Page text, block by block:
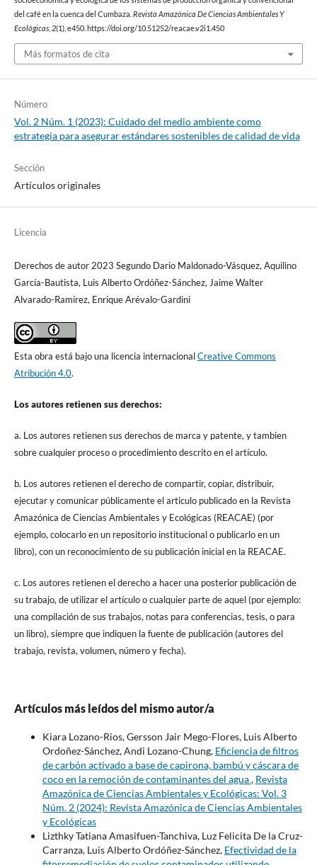
del café en la cuenca del Cumbaza.Revista Amazónica De Ciencias Ambientales Y
Ecológicas,2(1), e450. https://doi.org/10.51252/reacae.v2i1.450
Más formatos de cita
Número
Vol. 2 Núm. 1 (2023): Cuidado del medio ambiente como
estrategia para asegurar estándares sostenibles de calidad de vida
Sección
Artículos originales
Licencia
Derechos de autor 2023 Segundo Dario Maldonado-Vásquez, Aquilino
García-Bautista, Luis Alberto Ordóñez-Sánchez, Jaime Walter
Alvarado-Ramírez, Enrique Arévalo-Gardini
Esta obra está bajo una licencia internacionalCreative Commons
Atribución 4.0.
Los autores retienen sus derechos:
a. Los autores retienen sus derechos de marca y patente, y tambien
sobre cualquier proceso o procedimiento descrito en el artículo.
b. Los autores retienen el derecho de compartir, copiar, distribuir,
ejecutar y comunicar públicamente el articulo publicado en la Revista
Amazónica de Ciencias Ambientales y Ecológicas (REACAE) (por
ejemplo, colocarlo en un repositorio institucional o publicarlo en un
libro), con un reconocimiento de su publicación inicial en la REACAE.
c. Los autores retienen el derecho a hacer una posterior publicación de
su trabajo, de utilizar el artículo o cualquier parte de aquel (por ejemplo:
una compilación de sus trabajos, notas para conferencias, tesis, o para
un libro), siempre que indiquen la fuente de publicación (autores del
trabajo, revista, volumen, número y fecha).
Artículos más leídos del mismo autor/a
Kiara Lozano-Rios, Gersson Jair Mego-Flores, Luis Alberto
Ordoñez-Sánchez, Andi Lozano-Chung, Eficiencia de filtros
de carbón activado a base de capirona, bambú y cáscara de
coco en la remoción de contaminantes del agua, Revista
Amazónica de Ciencias Ambientales y Ecológicas: Vol. 3
Núm. 2 (2024): Revista Amazónica de Ciencias Ambientales
y Ecológicas
Lizthky Tatiana Amasifuen-Tanchiva, Luz Felicita De la Cruz-
Carranza, Luis Alberto Ordóñez-Sánchez, Efectividad de la